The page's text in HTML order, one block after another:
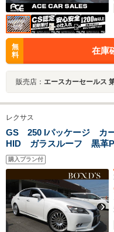
無
料
在庫
販売店： エースカーセールス
レクサス
GS 250 Iパッケージ カ
HID ガラスルーフ 黒革
メラ ブレーキアシスト
滑防止 クルコン Wエ
購入プラン付